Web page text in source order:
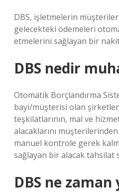
DBS, işletmelerin
gelecekteki ödemeleri
etmelerini sağlayan bir nakit
DBS nedir
Otomatik Borçlandırma
bayi/müşterisi olan
teşkilatlarının, mal ve
alacaklarını
manuel kontrole gerek
sağlayan bir alacak tahsilat
DBS ne zaman